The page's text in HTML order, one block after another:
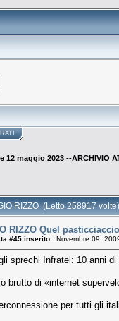
12 maggio 2023 --ARCHIVIO
RIZZO (Letto 258917 volte)
RIZZO Quel
#45 inserito:: Novembre 09,
sprechi Infratel: 10 anni di
brutto di «internet
per tutti gli